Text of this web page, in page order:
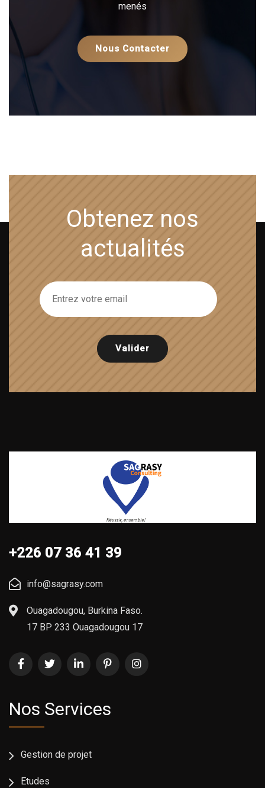
menés
Nous Contacter
Obtenez nos
actualités
+226 07 36 41 39
info@sagrasy.com
Ouagadougou, Burkina Faso.
17 BP 233 Ouagadougou 17
Nos Services
Gestion de projet
Etudes